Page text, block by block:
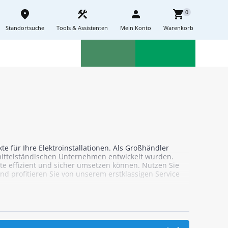
place
Standortsuche
construction
Tools & Assistenten
person
Mein Konto
shopping_cart0
Warenkorb
für Ihre Elektroinstallationen. Als Großhändler
Unternehmen entwickelt wurden.
effizient und sicher umsetzen können. Nutzen Sie
profitieren Sie von unserem erstklassigen Service